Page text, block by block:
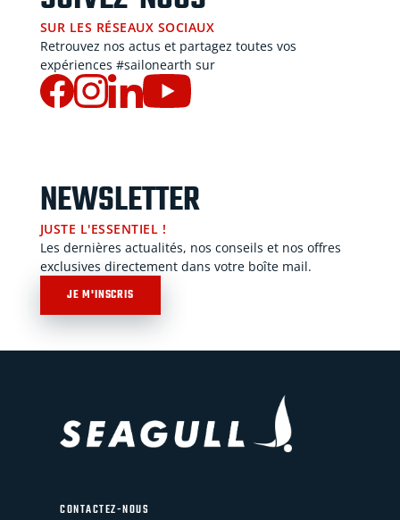
SUR LES RÉSEAUX SOCIAUX
Retrouvez nos actus et partagez toutes vos
expériences #sailonearth sur
NEWSLETTER
JUSTE L'ESSENTIEL !
Les dernières actualités, nos conseils et nos offres
exclusives directement dans votre boîte mail.
JE M'INSCRIS
CONTACTEZ-NOUS